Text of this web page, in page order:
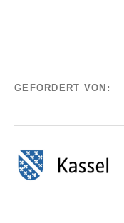
GEFÖRDERT VON: